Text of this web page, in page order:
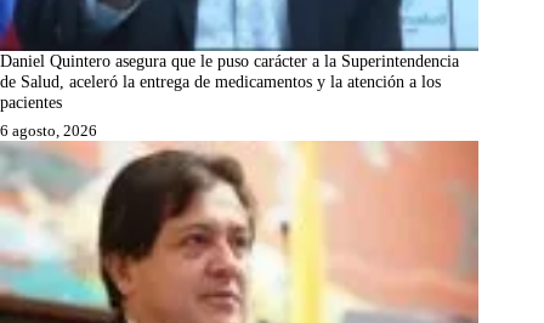
Daniel Quintero asegura que le puso carácter a la Superintendencia
de Salud, aceleró la entrega de medicamentos y la atención a los
pacientes
6 agosto, 2026